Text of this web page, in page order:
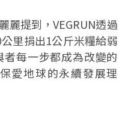
麗提到，VEGRUN透過
里捐出1公斤米糧給弱
每一步都成為改變的
愛地球的永續發展理